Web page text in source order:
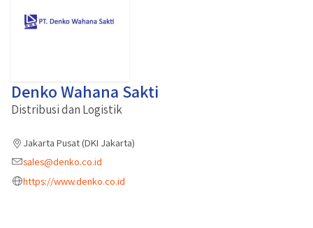
Denko Wahana Sakti
Distribusi dan Logistik
Jakarta Pusat (DKI Jakarta)
sales@denko.co.id
https://www.denko.co.id